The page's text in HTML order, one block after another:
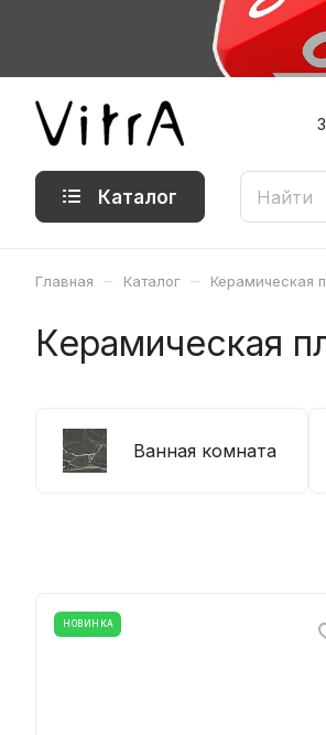
Каталог
Главная – Каталог – Керамическая
Керамическая
Ванная комната
НОВИНКА